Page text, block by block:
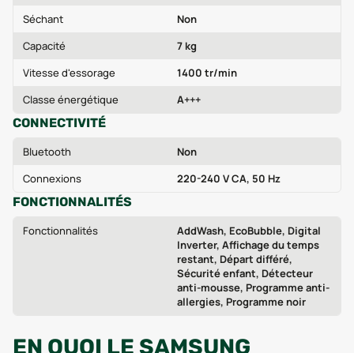
Séchant
Non
Capacité
7 kg
Vitesse d'essorage
1400 tr/min
Classe énergétique
A+++
CONNECTIVITÉ
Bluetooth
Non
Connexions
220-240 V CA, 50 Hz
FONCTIONNALITÉS
Fonctionnalités
AddWash, EcoBubble, Digital
Inverter, Affichage du temps
restant, Départ différé,
Sécurité enfant, Détecteur
anti-mousse, Programme anti-
allergies, Programme noir
EN QUOI LE SAMSUNG